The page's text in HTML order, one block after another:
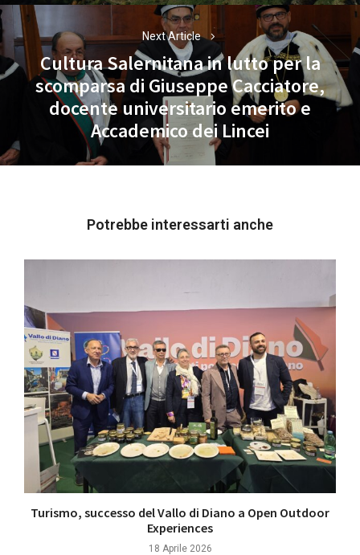
Next Article
Next
post:
Cultura Salernitana in lutto per la
scomparsa di Giuseppe Cacciatore,
docente universitario emerito e
Accademico dei Lincei
Potrebbe interessarti anche
Turismo, successo del Vallo di Diano a Open Outdoor
Experiences
18 Aprile 2026